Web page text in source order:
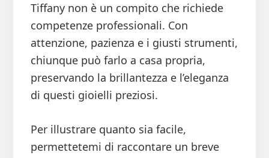
Tiffany non è un compito che richiede
competenze professionali. Con
attenzione, pazienza e i giusti strumenti,
chiunque può farlo a casa propria,
preservando la brillantezza e l’eleganza
di questi gioielli preziosi.
Per illustrare quanto sia facile,
permettetemi di raccontare un breve